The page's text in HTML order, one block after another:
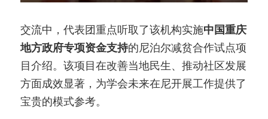
交流中，代表团重点听取了该机构实施中国重庆
地方政府专项资金支持的尼泊尔减贫合作试点项
目介绍。该项目在改善当地民生、推动社区发展
方面成效显著，为学会未来在尼开展工作提供了
宝贵的模式参考。